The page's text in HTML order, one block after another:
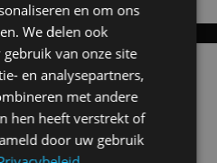
EXPERIENCE 2026?
tot 26 september
BMW iX3 vs Volvo EX60 – Welke
Chevrolet Corvette Z06
en om ons
We delen ook
van onze site
en analysepartners,
met andere
hen heeft verstrekt of
door uw gebruik